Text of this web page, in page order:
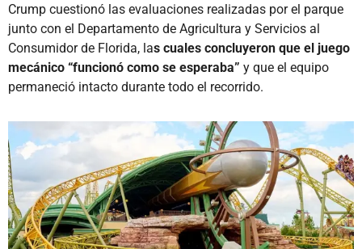
Crump cuestionó las evaluaciones realizadas por el parque
junto con el Departamento de Agricultura y Servicios al
Consumidor de Florida, las cuales concluyeron que el juego
mecánico “funcionó como se esperaba” y que el equipo
permaneció intacto durante todo el recorrido.